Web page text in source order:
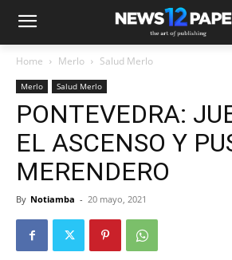
Home Merlo Salud Merlo
Merlo Salud Merlo
PONTEVEDRA:
EL ASCENSO Y
MERENDERO
By Notiamba - 20 mayo, 2021